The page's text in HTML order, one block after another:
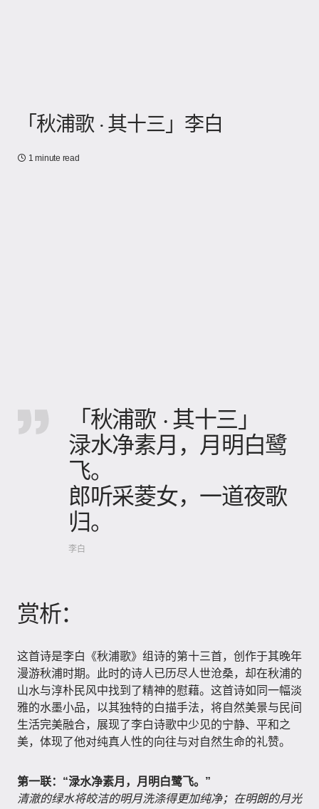
「秋浦歌 · 其十三」李白
1 minute read
「秋浦歌 · 其十三」
渌水净素月，月明白鹭
飞。
郎听采菱女，一道夜歌
归。
李白
赏析：
这首诗是李白《秋浦歌》组诗的第十三首，创作于其晚年
漫游秋浦时期。此时的诗人已历尽人世沧桑，却在秋浦的
山水与淳朴民风中找到了精神的慰藉。这首诗如同一幅淡
雅的水墨小品，以其独特的白描手法，将自然美景与民间
生活完美融合，展现了李白诗歌中少见的宁静、平和之
美，体现了他对纯真人性的向往与对自然生命的礼赞。
第一联：“渌水净素月，月明白鹭飞。”
清澈的绿水将皎洁的明月洗涤得更加纯净；在明朗的月光